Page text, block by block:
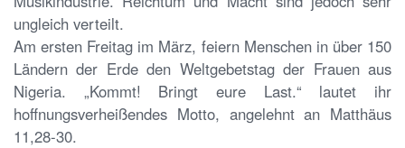
ungleich verteilt.
Am ersten Freitag im März, feiern Menschen in über 150
Ländern der Erde den Weltgebetstag der Frauen aus
Nigeria. „Kommt! Bringt eure Last.“ lautet ihr
hoffnungsverheißendes Motto, angelehnt an Matthäus
11,28-30.